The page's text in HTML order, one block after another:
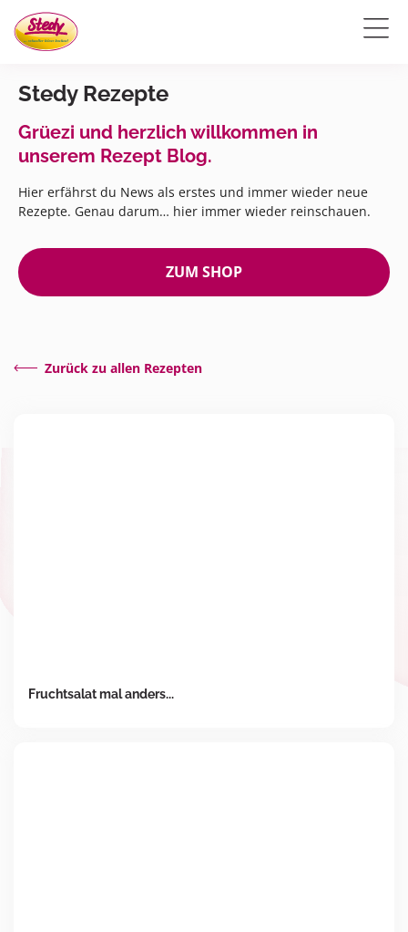
Stedy Rezepte
Grüezi und herzlich willkommen in
unserem Rezept Blog.
Hier erfährst du News als erstes und immer wieder neue
Rezepte. Genau darum… hier immer wieder reinschauen.
ZUM SHOP
Zurück zu allen Rezepten
Fruchtsalat mal anders...